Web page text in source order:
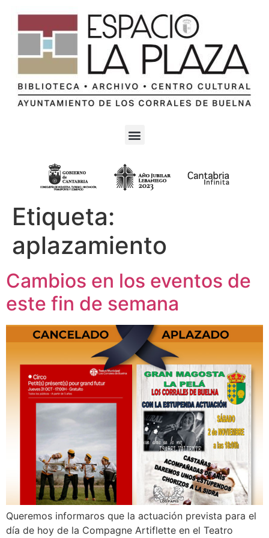
Etiqueta:
aplazamiento
Cambios en los eventos de
este fin de semana
Queremos informaros que la actuación prevista para el
día de hoy de la Compagne Artiflette en el Teatro